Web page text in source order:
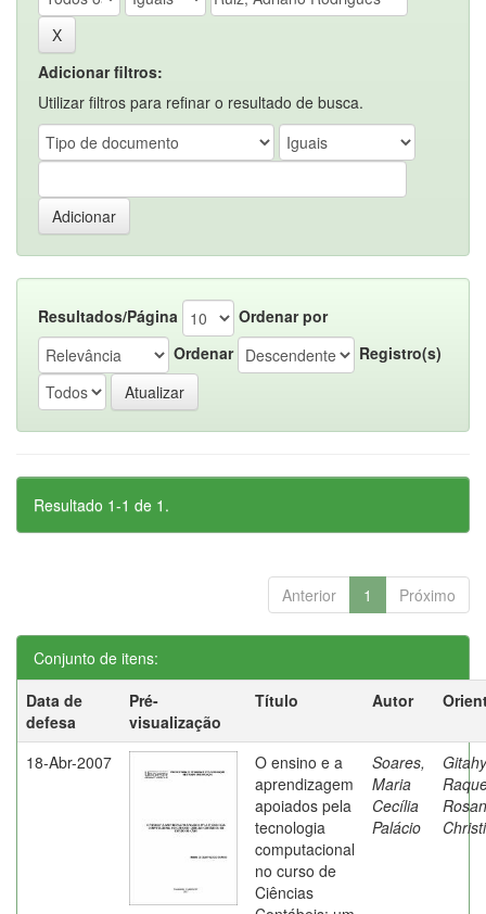
Adicionar filtros:
Utilizar filtros para refinar o resultado de busca.
Resultados/Página
Ordenar por
Ordenar
Registro(s)
Resultado 1-1 de 1.
Anterior 1 Próximo
Conjunto de itens:
Data de
defesa
Pré-
visualização
Título Autor
18-Abr-2007
O ensino e a
aprendizagem
apoiados pela
tecnologia
computacional
no curso de
Ciências
Soares,
Maria
Cecília
Palácio
Rosan